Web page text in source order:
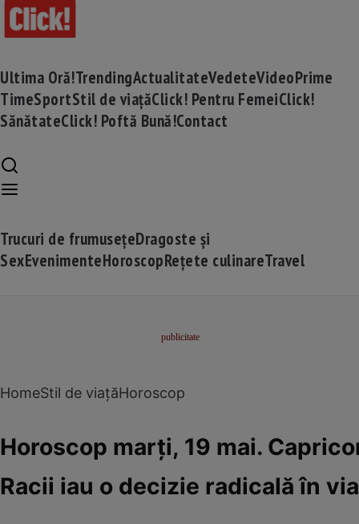
Ultima Oră!TrendingActualitateVedeteVideoPrime
TimeSportStil de viațăClick! Pentru FemeiClick!
SănătateClick! Poftă Bună!Contact
Trucuri de frumusețeDragoste și
SexEvenimenteHoroscopRețete culinareTravel
HomeStil de viațăHoroscop
Horoscop marți, 19 mai.
Racii iau o decizie radicală în